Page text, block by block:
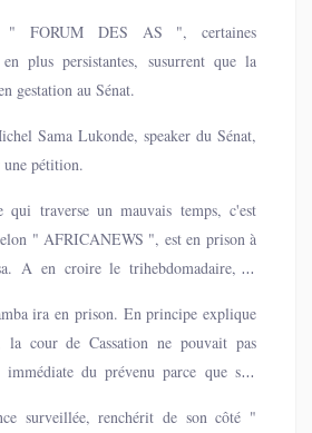
2025, les choses vont se préciser.
" FORUM DES AS ", certaines
plus persistantes, susurrent que la
gestation au Sénat.
Sama Lukonde, speaker du Sénat,
pétition.
qui traverse un mauvais temps, c'est
" AFRICANEWS ", est en prison à
A en croire le trihebdomadaire, le
dans la capitale le 28 juillet. Plus
sans qu’il ne retourne à son poste,
interrogations quant à son avenir.
ira en prison. En principe explique
cour de Cassation ne pouvait pas
immédiate du prévenu parce que son
surveillée, renchérit de son côté "